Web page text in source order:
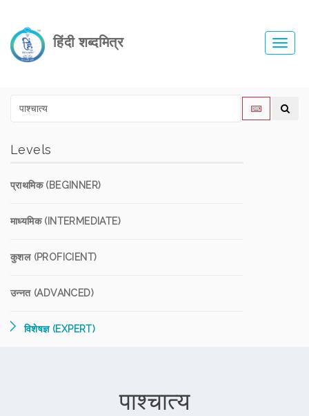
हिंदी शब्दमित्र
Levels
प्राथमिक (BEGINNER)
माध्यमिक (INTERMEDIATE)
कुशल (PROFICIENT)
उन्नत (ADVANCED)
विशेषज्ञ (EXPERT)
पाश्चात्य